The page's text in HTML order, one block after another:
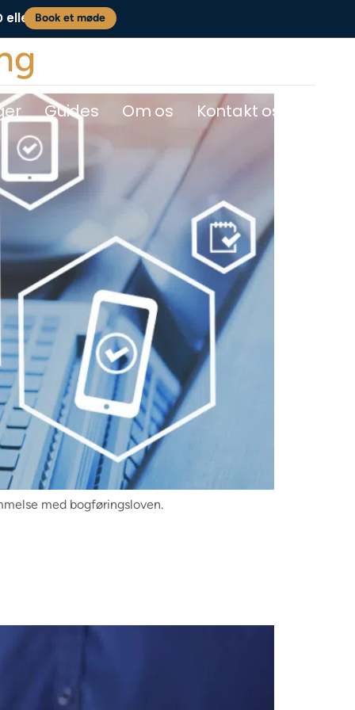
eller Book et møde
Guides Om os Kontakt os
med bogføringsloven.